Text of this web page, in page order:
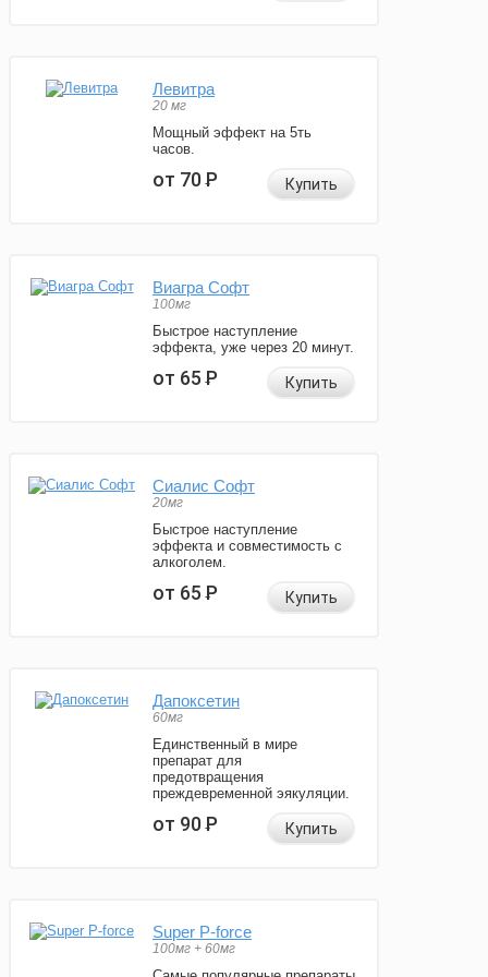
Левитра
20 мг
Мощный эффект на 5ть
часов.
от 70Р Купить
Виагра Софт
100мг
Быстрое наступление
эффекта, уже через 20 минут.
от 65Р Купить
Сиалис Софт
20мг
Быстрое наступление
эффекта и совместимость с
алкоголем.
от 65Р Купить
Дапоксетин
60мг
Единственный в мире
препарат для
предотвращения
преждевременной эякуляции.
от 90Р Купить
Super P-force
100мг + 60мг